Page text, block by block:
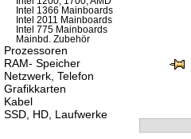
Intel 1366 Mainboards
Intel 2011 Mainboards
Intel 775 Mainboards
Mainbd. Zubehör
Prozessoren
RAM- Speicher
Netzwerk, Telefon
Grafikkarten
Kabel
SSD, HD, Laufwerke